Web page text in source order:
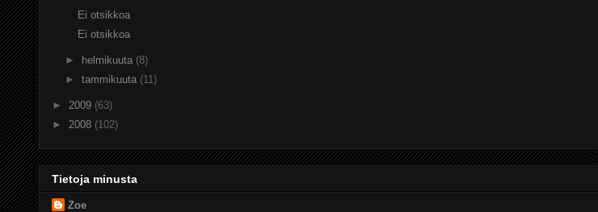
Ei otsikkoa
Ei otsikkoa
► helmikuuta (8)
► tammikuuta (11)
► 2009 (63)
► 2008 (102)
Tietoja minusta
Zoe